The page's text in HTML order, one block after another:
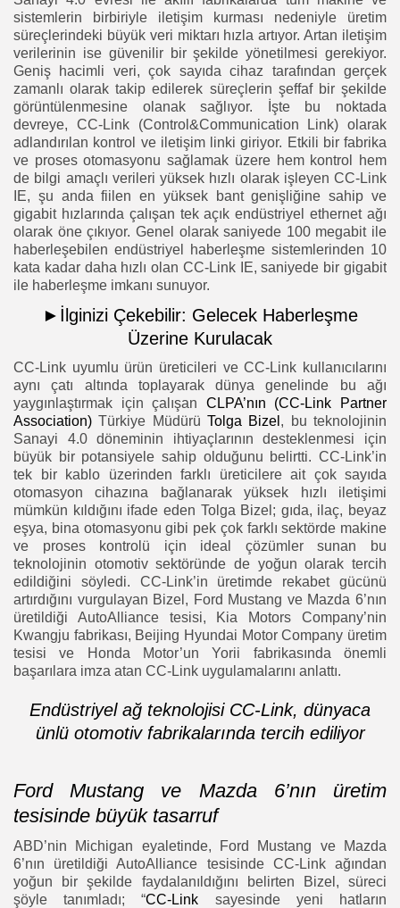
sistemlerin birbiriyle iletişim kurması nedeniyle üretim
süreçlerindeki büyük veri miktarı hızla artıyor. Artan iletişim
verilerinin ise güvenilir bir şekilde yönetilmesi gerekiyor.
Geniş hacimli veri, çok sayıda cihaz tarafından gerçek
zamanlı olarak takip edilerek süreçlerin şeffaf bir şekilde
görüntülenmesine olanak sağlıyor. İşte bu noktada
devreye, CC-Link (Control&Communication Link) olarak
adlandırılan kontrol ve iletişim linki giriyor. Etkili bir fabrika
ve proses otomasyonu sağlamak üzere hem kontrol hem
de bilgi amaçlı verileri yüksek hızlı olarak işleyen CC-Link
IE, şu anda fiilen en yüksek bant genişliğine sahip ve
gigabit hızlarında çalışan tek açık endüstriyel ethernet ağı
olarak öne çıkıyor. Genel olarak saniyede 100 megabit ile
haberleşebilen endüstriyel haberleşme sistemlerinden 10
kata kadar daha hızlı olan CC-Link IE, saniyede bir gigabit
ile haberleşme imkanı sunuyor.
►İlginizi Çekebilir: Gelecek Haberleşme
Üzerine Kurulacak
CC-Link uyumlu ürün üreticileri ve CC-Link kullanıcılarını
aynı çatı altında toplayarak dünya genelinde bu ağı
yaygınlaştırmak için çalışan CLPA’nın (CC-Link Partner
Association) Türkiye MüdürüTolga Bizel , bu teknolojinin
Sanayi 4.0 döneminin ihtiyaçlarının desteklenmesi için
büyük bir potansiyele sahip olduğunu belirtti. CC-Link’in
tek bir kablo üzerinden farklı üreticilere ait çok sayıda
otomasyon cihazına bağlanarak yüksek hızlı iletişimi
mümkün kıldığını ifade eden Tolga Bizel; gıda, ilaç, beyaz
eşya, bina otomasyonu gibi pek çok farklı sektörde makine
ve proses kontrolü için ideal çözümler sunan bu
teknolojinin otomotiv sektöründe de yoğun olarak tercih
edildiğini söyledi. CC-Link’in üretimde rekabet gücünü
artırdığını vurgulayan Bizel, Ford Mustang ve Mazda 6’nın
üretildiği AutoAlliance tesisi, Kia Motors Company’nin
Kwangju fabrikası, Beijing Hyundai Motor Company üretim
tesisi ve Honda Motor’un Yorii fabrikasında önemli
başarılara imza atan CC-Link uygulamalarını anlattı.
Endüstriyel ağ teknolojisi CC-Link, dünyaca
ünlü otomotiv fabrikalarında tercih ediliyor
Ford Mustang ve Mazda 6’nın üretim
tesisinde büyük tasarruf
ABD’nin Michigan eyaletinde, Ford Mustang ve Mazda
6’nın üretildiği AutoAlliance tesisinde CC-Link ağından
yoğun bir şekilde faydalanıldığını belirten Bizel, süreci
şöyle tanımladı; “CC-Link sayesinde yeni hatların